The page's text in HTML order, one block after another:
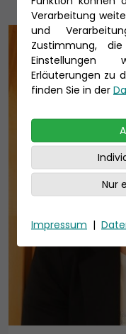
Verarbeitung
und
Zustimmung,
Einstellungen
Erläuterungen zu
finden Sie in der
Nur
Impressum |